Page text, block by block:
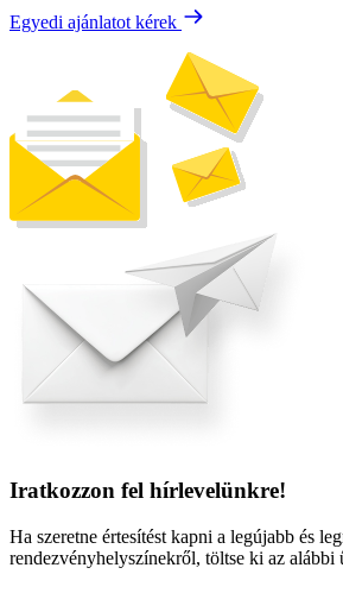
Egyedi ajánlatot kérek
Iratkozzon fel hírlevelünkre!
Ha szeretne értesítést kapni a legújabb és
rendezvényhelyszínekről, töltse ki az alábbi